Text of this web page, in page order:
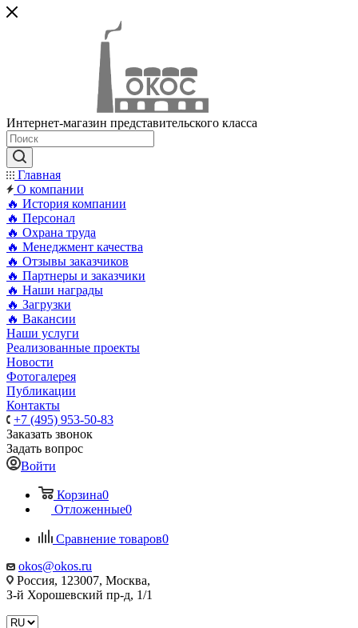
Интернет-магазин представительского класса
Главная
О компании
🔥 История компании
🔥 Персонал
🔥 Охрана труда
🔥 Менеджмент качества
🔥 Отзывы заказчиков
🔥 Партнеры и заказчики
🔥 Наши награды
🔥 Загрузки
🔥 Вакансии
Наши услуги
Реализованные проекты
Новости
Фотогалерея
Публикации
Контакты
+7 (495) 953-50-83
Заказать звонок
Задать вопрос
Войти
Корзина0
Отложенные0
Сравнение товаров0
okos@okos.ru
Россия, 123007, Москва,
З-й Хорошевский пр-д, 1/1